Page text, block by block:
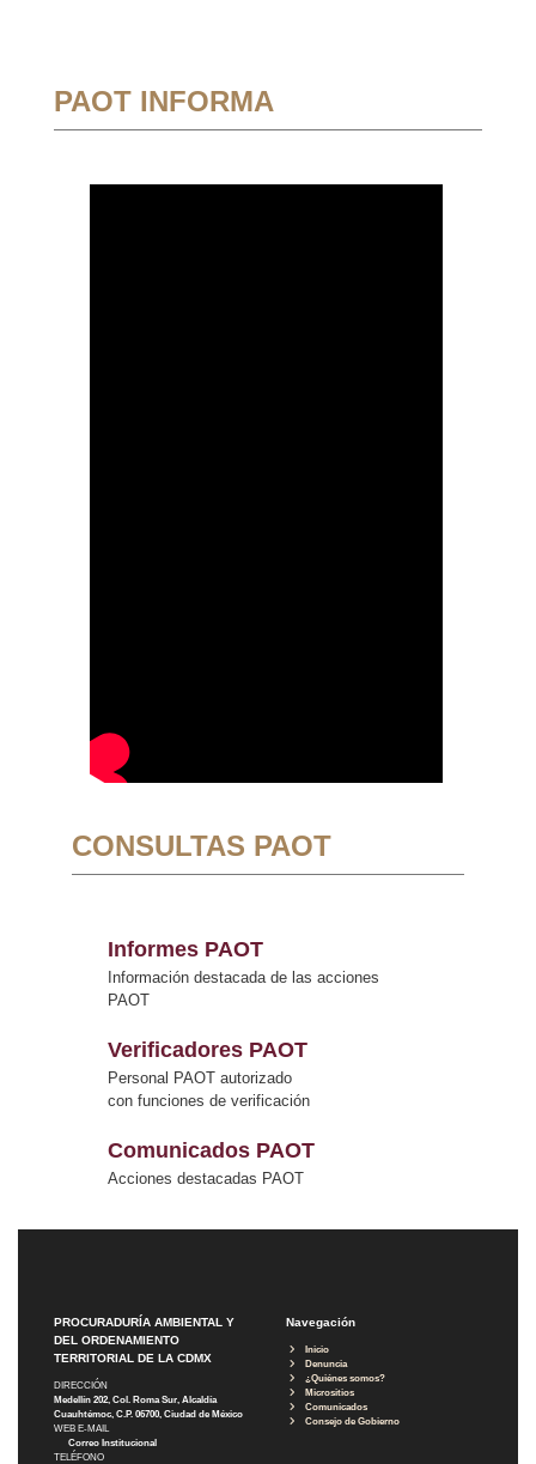
PAOT INFORMA
CONSULTAS PAOT
Informes PAOT
Información destacada de las acciones
PAOT
Verificadores PAOT
Personal PAOT autorizado
con funciones de verificación
Comunicados PAOT
Acciones destacadas PAOT
PROCURADURÍA AMBIENTAL Y
DEL ORDENAMIENTO
TERRITORIAL DE LA CDMX
DIRECCIÓN
Medellín 202, Col. Roma Sur, Alcaldía
Cuauhtémoc, C.P. 06700, Ciudad de México
WEB E-MAIL
Correo Institucional
TELÉFONO
Navegación
Inicio
Denuncia
¿Quiénes somos?
Micrositios
Comunicados
Consejo de Gobierno